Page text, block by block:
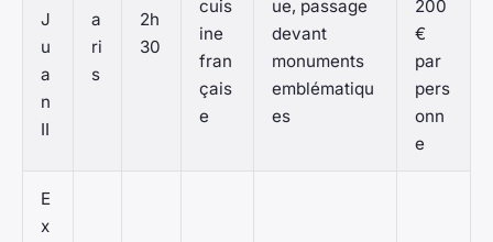
J
u
a
n
II
a
ri
s
2h
30
cuis
ine
fran
çais
e
ue, passage
devant
monuments
emblématiqu
es
200
€
par
pers
onn
e
E
x